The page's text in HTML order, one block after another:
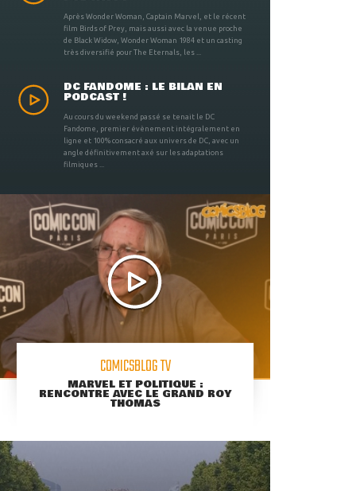
Après Wonder Woman, Captain Marvel, et le récent
film Birds of Prey, mais aussi avec la venue proche
de Black Widow, Wonder Woman 1984 et un casting
très diversifié pour The Eternals, les ...
DC FANDOME : LE BILAN EN
PODCAST !
Au cours du weekend passé se tenait le DC
Fandome, premier évènement intégralement en
ligne et 100% consacré aux univers de DC, avec un
angle définitivement axé sur les adaptations
filmiques ...
COMICSBLOG TV
MARVEL ET POLITIQUE :
RENCONTRE AVEC LE GRAND ROY
THOMAS